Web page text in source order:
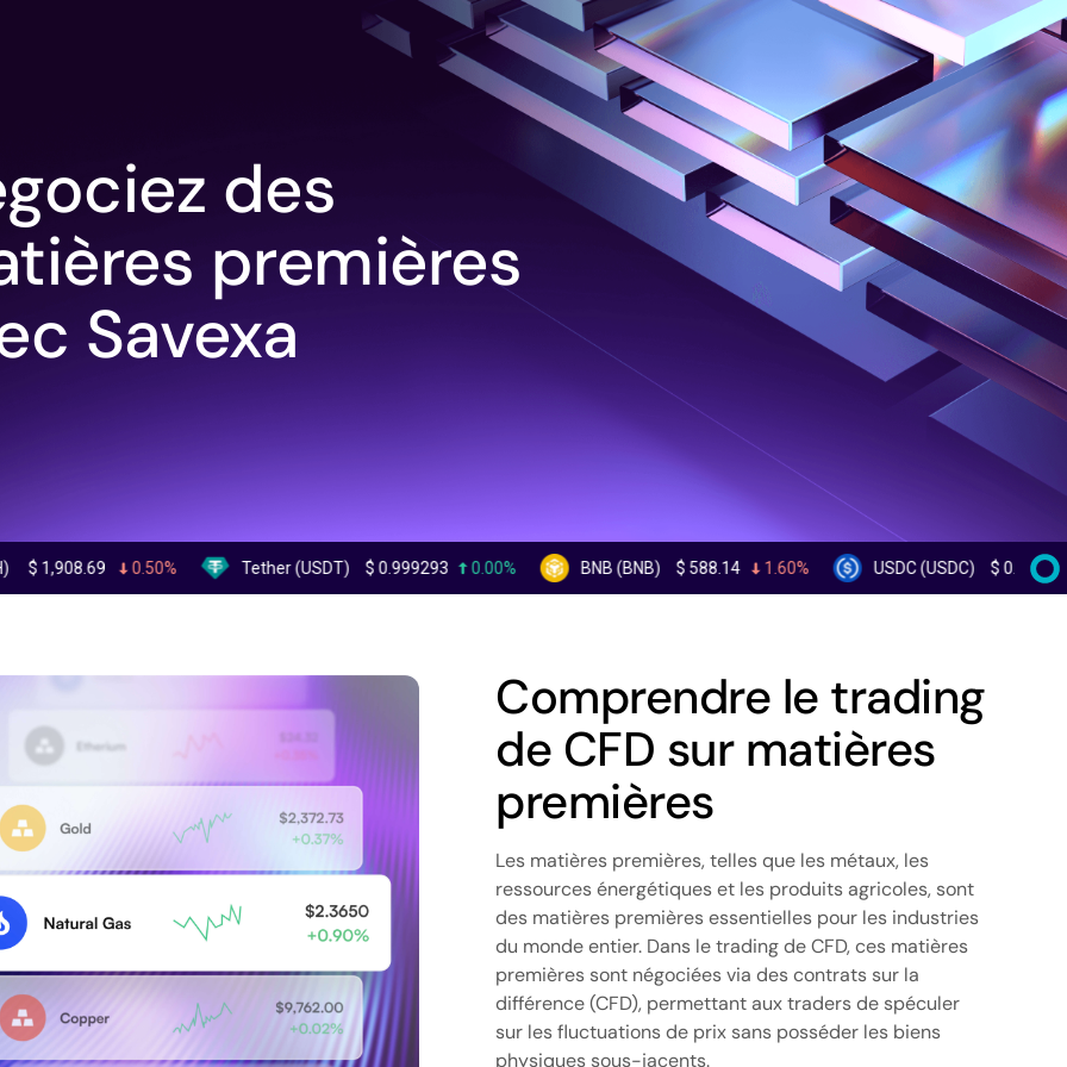
des
premières
Savexa
0.50% Tether (USDT) $0.999293 0.00% BNB (BNB) $588.14 1.60% USDC (USDC) $0.999653 0.00%
Comprendre le trading
de CFD sur matières
premières
Les matières premières, telles que les métaux, les
ressources énergétiques et les produits agricoles, sont
des matières premières essentielles pour les industries
du monde entier. Dans le trading de CFD, ces matières
premières sont négociées via des contrats sur la
différence (CFD), permettant aux traders de spéculer
sur les fluctuations de prix sans posséder les biens
physiques sous-jacents.